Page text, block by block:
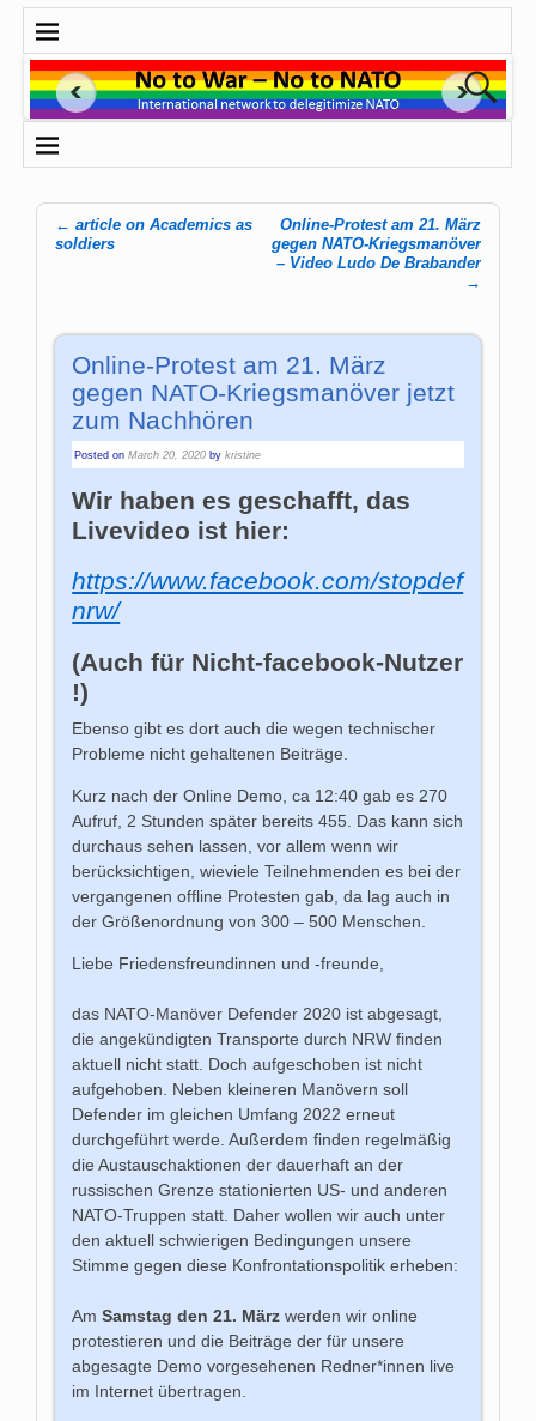
Post navigation
← article on Academics as
soldiers
Online-Protest am 21. März
gegen NATO-Kriegsmanöver
– Video Ludo De Brabander
→
Online-Protest am 21. März
gegen NATO-Kriegsmanöver jetzt
zum Nachhören
Posted onMarch 20, 2020 bykristine
Wir haben es geschafft, das
Livevideo ist hier:
https://www.facebook.com/stopdef
nrw/
(Auch für Nicht-facebook-Nutzer
!)
Ebenso gibt es dort auch die wegen technischer
Probleme nicht gehaltenen Beiträge.
Kurz nach der Online Demo, ca 12:40 gab es 270
Aufruf, 2 Stunden später bereits 455. Das kann sich
durchaus sehen lassen, vor allem wenn wir
berücksichtigen, wieviele Teilnehmenden es bei der
vergangenen offline Protesten gab, da lag auch in
der Größenordnung von 300 – 500 Menschen.
Liebe Friedensfreundinnen und -freunde,
das NATO-Manöver Defender 2020 ist abgesagt,
die angekündigten Transporte durch NRW finden
aktuell nicht statt. Doch aufgeschoben ist nicht
aufgehoben. Neben kleineren Manövern soll
Defender im gleichen Umfang 2022 erneut
durchgeführt werde. Außerdem finden regelmäßig
die Austauschaktionen der dauerhaft an der
russischen Grenze stationierten US- und anderen
NATO-Truppen statt. Daher wollen wir auch unter
den aktuell schwierigen Bedingungen unsere
Stimme gegen diese Konfrontationspolitik erheben:
Am Samstag den 21. März werden wir online
protestieren und die Beiträge der für unsere
abgesagte Demo vorgesehenen Redner*innen live
im Internet übertragen.